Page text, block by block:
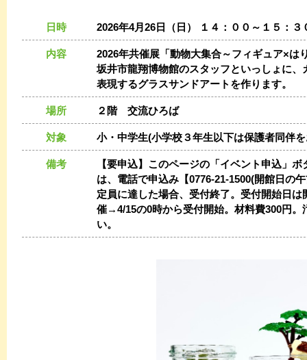
日時 2026年4月26日（日） １４：００～１５：３
内容
2026年共催展「動物大集合～フィギュア×は
坂井市龍翔博物館のスタッフといっしょに
表現するグラスサンドアートを作ります。
場所 ２階 交流ひろば
対象 小・中学生(小学校３年生以下は保護者同伴
備考
【要申込】このページの「イベント申込」
は、電話で申込み【0776-21-1500(開館日の
定員に達した場合、受付終了。受付開始日
催→4/15の0時から受付開始。材料費300円。
い。